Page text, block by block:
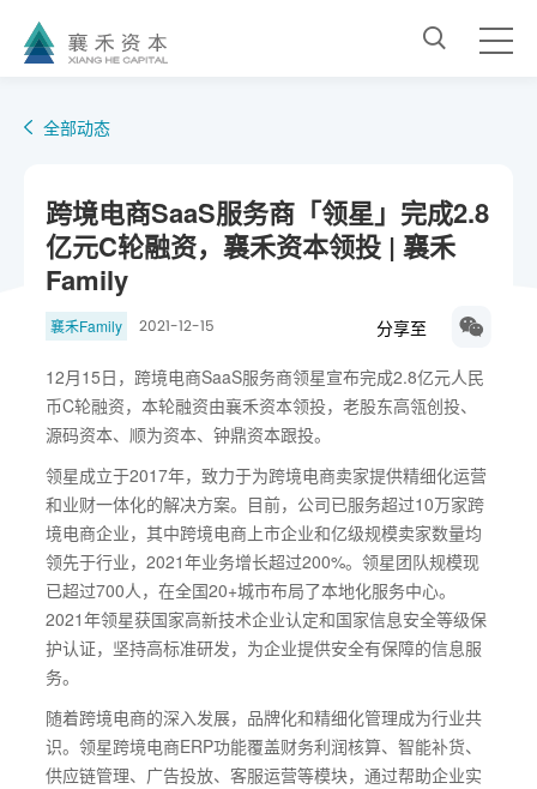
全部动态
跨境电商SaaS服务商「领星」完成2.8
亿元C轮融资，襄禾资本领投 | 襄禾
Family
襄禾Family 2021-12-15 分享至
12月15日，跨境电商SaaS服务商领星宣布完成2.8亿元人民
币C轮融资，本轮融资由襄禾资本领投，老股东高瓴创投、
源码资本、顺为资本、钟鼎资本跟投。
领星成立于2017年，致力于为跨境电商卖家提供精细化运营
和业财一体化的解决方案。目前，公司已服务超过10万家跨
境电商企业，其中跨境电商上市企业和亿级规模卖家数量均
领先于行业，2021年业务增长超过200%。领星团队规模现
已超过700人，在全国20+城市布局了本地化服务中心。
2021年领星获国家高新技术企业认定和国家信息安全等级保
护认证，坚持高标准研发，为企业提供安全有保障的信息服
务。
随着跨境电商的深入发展，品牌化和精细化管理成为行业共
识。领星跨境电商ERP功能覆盖财务利润核算、智能补货、
供应链管理、广告投放、客服运营等模块，通过帮助企业实